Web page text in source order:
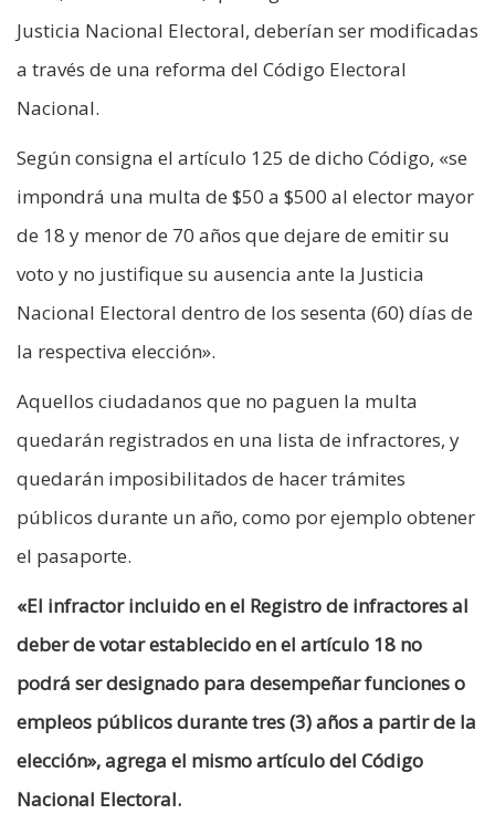
Justicia Nacional Electoral, deberían ser modificadas
a través de una reforma del Código Electoral
Nacional.
Según consigna el artículo 125 de dicho Código, «se
impondrá una multa de $50 a $500 al elector mayor
de 18 y menor de 70 años que dejare de emitir su
voto y no justifique su ausencia ante la Justicia
Nacional Electoral dentro de los sesenta (60) días de
la respectiva elección».
Aquellos ciudadanos que no paguen la multa
quedarán registrados en una lista de infractores, y
quedarán imposibilitados de hacer trámites
públicos durante un año, como por ejemplo obtener
el pasaporte.
«El infractor incluido en el Registro de infractores al
deber de votar establecido en el artículo 18 no
podrá ser designado para desempeñar funciones o
empleos públicos durante tres (3) años a partir de la
elección», agrega el mismo artículo del Código
Nacional Electoral.